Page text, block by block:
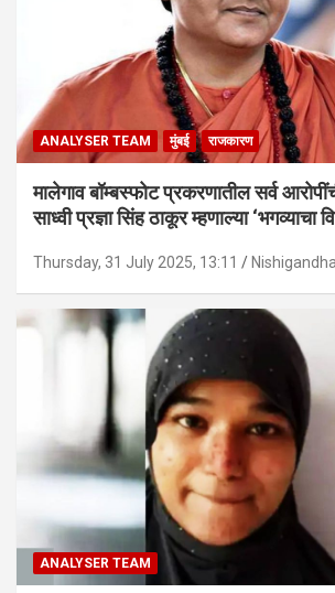
ANALYSER TEAM मुंबई राजकारण
मालेगाव बॉम्बस्फोट प्रकरणातील सर्व
साध्वी प्रज्ञा सिंह ठाकूर म्हणाल्या ‘भगव्याचा
Thursday, 31 July 2025, 13:11
ANALYSER TEAM